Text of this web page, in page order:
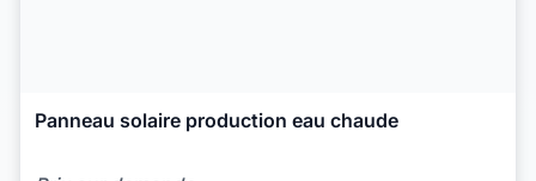
Panneau solaire production eau chaude